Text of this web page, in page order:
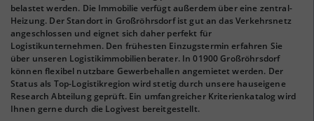
belastet werden. Die Immobilie verfügt außerdem über eine zentral-
Heizung. Der Standort in Großröhrsdorf ist gut an das Verkehrsnetz
angeschlossen und eignet sich daher perfekt für
Logistikunternehmen. Den frühesten Einzugstermin erfahren Sie
über unseren Logistikimmobilienberater. In 01900 Großröhrsdorf
können flexibel nutzbare Gewerbehallen angemietet werden. Der
Status als Top-Logistikregion wird stetig durch unsere hauseigene
Research Abteilung geprüft. Ein umfangreicher Kriterienkatalog wird
Ihnen gerne durch die Logivest bereitgestellt.